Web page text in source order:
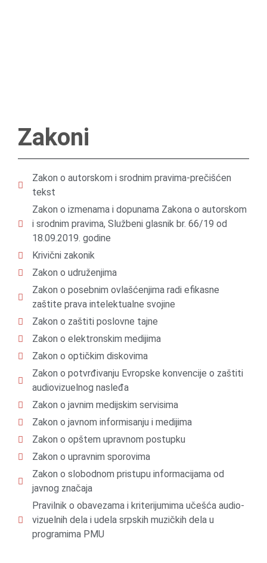
Zakoni
Zakon o autorskom i srodnim pravima-prečišćen
tekst
Zakon o izmenama i dopunama Zakona o autorskom
i srodnim pravima, Službeni glasnik br. 66/19 od
18.09.2019. godine
Krivični zakonik
Zakon o udruženjima
Zakon o posebnim ovlašćenjima radi efikasne
zaštite prava intelektualne svojine
Zakon o zaštiti poslovne tajne
Zakon o elektronskim medijima
Zakon o optičkim diskovima
Zakon o potvrđivanju Evropske konvencije o zaštiti
audiovizuelnog nasleđa
Zakon o javnim medijskim servisima
Zakon o javnom informisanju i medijima
Zakon o opštem upravnom postupku
Zakon o upravnim sporovima
Zakon o slobodnom pristupu informacijama od
javnog značaja
Pravilnik o obavezama i kriterijumima učešća audio-
vizuelnih dela i udela srpskih muzičkih dela u
programima PMU